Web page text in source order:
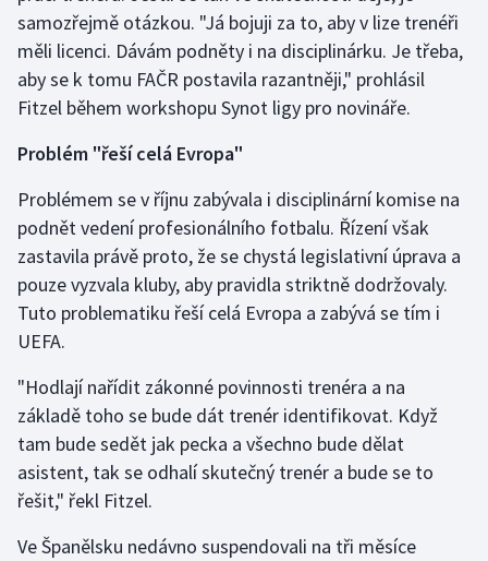
Stolní tenis
Triatlon
Veslování
Volejbal
Ostatní
samozřejmě otázkou. "Já bojuji za to, aby v lize trenéři
měli licenci. Dávám podněty i na disciplinárku. Je třeba,
aby se k tomu FAČR postavila razantněji," prohlásil
Fitzel během workshopu Synot ligy pro novináře.
Problém "řeší celá Evropa"
Problémem se v říjnu zabývala i disciplinární komise na
podnět vedení profesionálního fotbalu. Řízení však
zastavila právě proto, že se chystá legislativní úprava a
pouze vyzvala kluby, aby pravidla striktně dodržovaly.
Tuto problematiku řeší celá Evropa a zabývá se tím i
UEFA.
"Hodlají nařídit zákonné povinnosti trenéra a na
základě toho se bude dát trenér identifikovat. Když
tam bude sedět jak pecka a všechno bude dělat
asistent, tak se odhalí skutečný trenér a bude se to
řešit," řekl Fitzel.
Ve Španělsku nedávno suspendovali na tři měsíce